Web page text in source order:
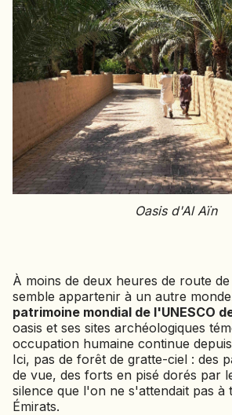
PHILIPPINES
RÉUNION
ROUMANIE
RWANDA
SALVADOR
SERBIE
SIERRA LEONE
SOCOTRA (YÉMEN)
SRI LANKA
TURKMÉNISTAN
TURQUIE
VIETNAM
ZANZIBAR
Oasis d'Al Aïn
À moins de deux heures de route
semble appartenir à un autre
patrimoine mondial de l'UNESCO
oasis et ses sites archéologiques
occupation humaine continue
Ici, pas de forêt de gratte-ciel : des
de vue, des forts en pisé dorés par
silence que l'on ne s'attendait pas à
Émirats.